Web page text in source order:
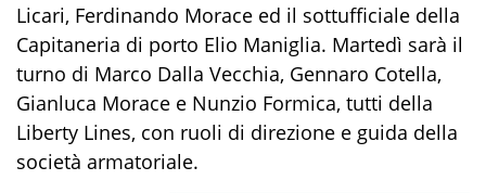
Licari, Ferdinando Morace ed il sottufficiale della
Capitaneria di porto Elio Maniglia. Martedì sarà il
turno di Marco Dalla Vecchia, Gennaro Cotella,
Gianluca Morace e Nunzio Formica, tutti della
Liberty Lines, con ruoli di direzione e guida della
società armatoriale.